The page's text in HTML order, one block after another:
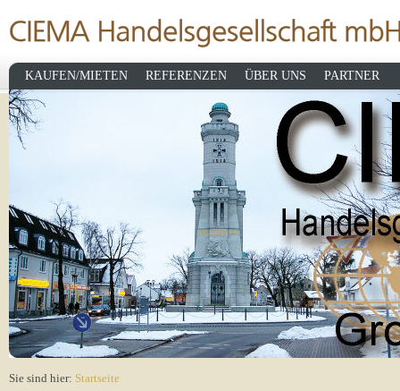
KAUFEN/MIETEN REFERENZEN ÜBER UNS PARTNER
Sie sind hier: Startseite